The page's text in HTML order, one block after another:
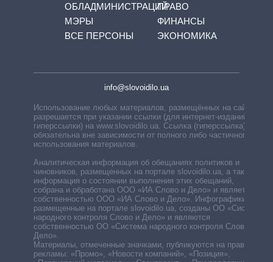
ОБЛАДМИНИСТРАЦИЙ
МЭРЫ
ВСЕ ПЕРСОНЫ
ПРАВО
ФИНАНСЫ
ЭКОНОМИКА
info@slovoidilo.ua
Использование любых материалов, размещённых на сайте,
разрешается при указании ссылки (для интернет-изданий —
гиперссылки) на www.slovoidilo.ua. Ссылка (гиперссылка)
обязательна вне зависимости от полного либо частичного
использования материалов.
Аналитическая информация об обещаниях политиков и
чиновников, размещенных на портале slovoidilo.ua, а также
информация о состоянии выполнения этих обещаний,
собрана и обработана ООО «ИА Слово и Дело» и является
собственностью ООО «ИА Слово и Дело». Инфографики,
размещенные на портале slovoidilo.ua, созданы ОО «Система
народного контроля Слово и Дело» и являются
собственностью ОО «Система народного контроля Слово и
Дело».
Материалы, отмеченные значками, публикуются на правах
рекламы: «Промо», «Новости компаний», «Позиция»,